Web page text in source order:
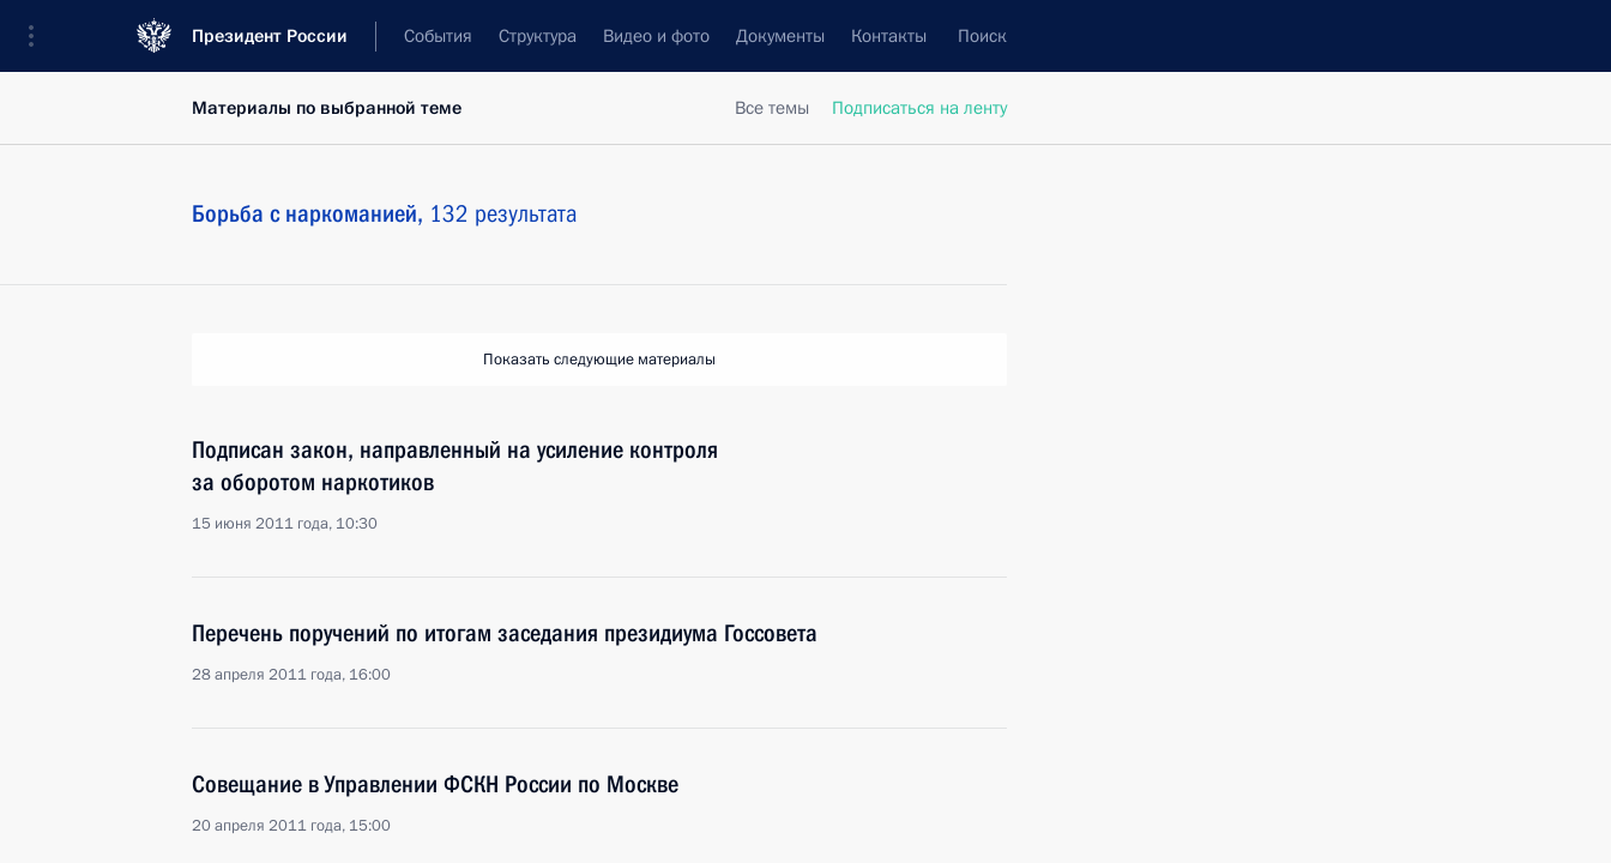
Президент России События Структура Видео и фото Документы Контакты Поиск
Все темы Подписаться на ленту
Материалы по выбранной теме
Борьба с наркоманией, 132 результата
Показать следующие материалы
Подписан закон, направленный на усиление контроля
за оборотом наркотиков
15 июня 2011 года, 10:30
Перечень поручений по итогам заседания президиума Госсовета
28 апреля 2011 года, 16:00
Совещание в Управлении ФСКН России по Москве
20 апреля 2011 года, 15:00